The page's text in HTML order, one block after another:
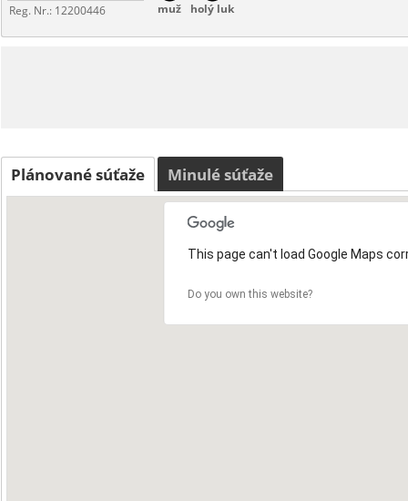
Reg. Nr.: 12200446 muž holý luk
Plánované súťaže Minulé súťaže
This page can't load Google Maps
Do you own this website?